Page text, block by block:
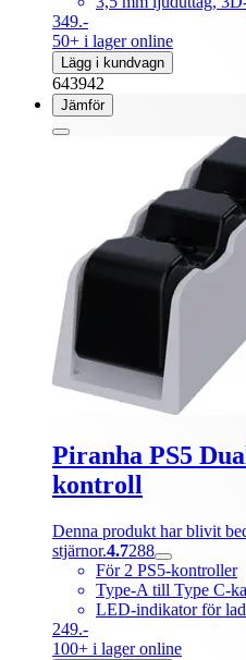
349.-
50+ i lager online
Lägg i kundvagn
643942
Jämför
Piranha PS5
kontroll
Denna produkt har blivit
stjärnor.4.7288
För 2 PS5-kontroller
Type-A till Type C-
LED-indikator för
249.-
100+ i lager online